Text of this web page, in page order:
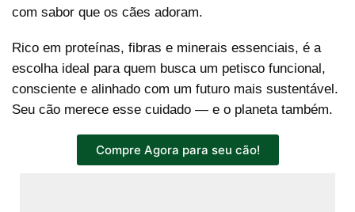
com sabor que os cães adoram.
Rico em proteínas, fibras e minerais essenciais, é a
escolha ideal para quem busca um petisco funcional,
consciente e alinhado com um futuro mais sustentável.
Seu cão merece esse cuidado — e o planeta também.
Compre Agora para seu cão!